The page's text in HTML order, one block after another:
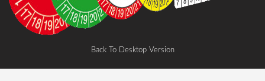
Back To Desktop Version